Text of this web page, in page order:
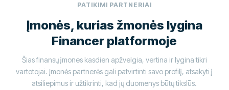
PATIKIMI PARTNERIAI
Įmonės, kurias žmonės lygina
Financer platformoje
Šias finansų įmones kasdien apžvelgia, vertina ir lygina tikri
vartotojai. Įmonės partnerės gali patvirtinti savo profilį, atsakyti į
atsiliepimus ir užtikrinti, kad jų duomenys būtų tikslūs.